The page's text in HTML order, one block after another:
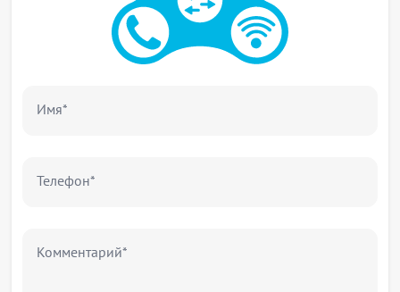
Имя*
Телефон*
Комментарий*